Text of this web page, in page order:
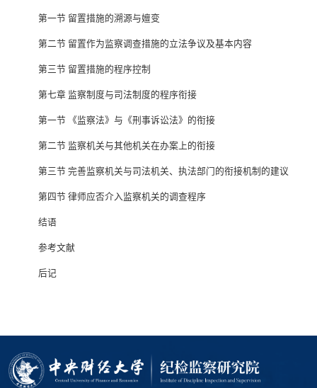
第一节 留置措施的溯源与嬗变
第二节 留置作为监察调查措施的立法争议及基本内容
第三节 留置措施的程序控制
第七章 监察制度与司法制度的程序衔接
第一节 《监察法》与《刑事诉讼法》的衔接
第二节 监察机关与其他机关在办案上的衔接
第三节 完善监察机关与司法机关、执法部门的衔接机制的建议
第四节 律师应否介入监察机关的调查程序
结语
参考文献
后记